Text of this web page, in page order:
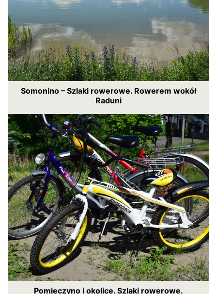
Somonino – Szlaki rowerowe. Rowerem wokół
Raduni
Pomieczyno i okolice. Szlaki rowerowe.